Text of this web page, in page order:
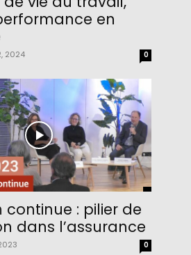
en
2024 0
continue : pilier de
dans l’assurance
0